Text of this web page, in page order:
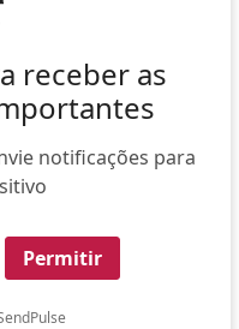
receber as
notificações para
Permitir